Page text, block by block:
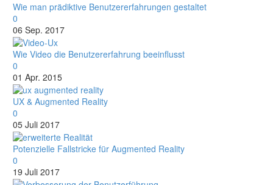
Wie man prädiktive Benutzererfahrungen gestaltet
0
06 Sep. 2017
Wie Video die Benutzererfahrung beeinflusst
0
01 Apr. 2015
UX & Augmented Reality
0
05 Juli 2017
Potenzielle Fallstricke für Augmented Reality
0
19 Juli 2017